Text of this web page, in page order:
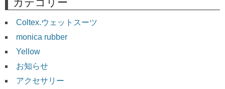
カテゴリー
Coltex.ウェットスーツ
monica rubber
Yellow
お知らせ
アクセサリー